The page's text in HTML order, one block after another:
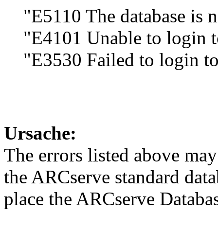
"E5110 The database is
"E4101 Unable to login
"E3530 Failed to login
Ursache:
The errors listed above
the ARCserve standard
place the ARCserve